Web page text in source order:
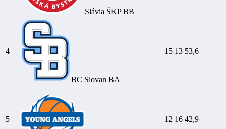
Slávia ŠKP BB
4
BC Slovan BA
15 13 53,6
5 12 16 42,9